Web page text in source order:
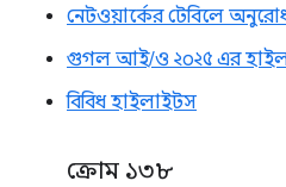
নেটওয়ার্কের টেবিলে
গুগল আই/ও ২০২৫ এর
বিবিধ হাইলাইটস
ক্রোম ১৩৮